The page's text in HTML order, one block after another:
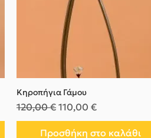
Κηροπήγια Γάμου
Κανονική τιμή
120,00 € Τιμή Έκπτωσης
110,00 €
Προσθήκη στο καλάθι